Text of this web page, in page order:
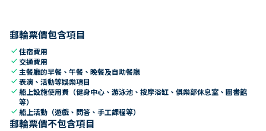
郵輪票價包含項目
check住宿費用
check 交通費用
check 主餐廳的早餐、午餐、晚餐及自助餐廳
check表演、活動等娛樂項目
check船上設施使用費（健身中心、游泳池、按摩浴缸、俱樂部休息室、圖書館
等）
check船上活動（遊戲、問答、手工課程等）
郵輪票價不包含項目